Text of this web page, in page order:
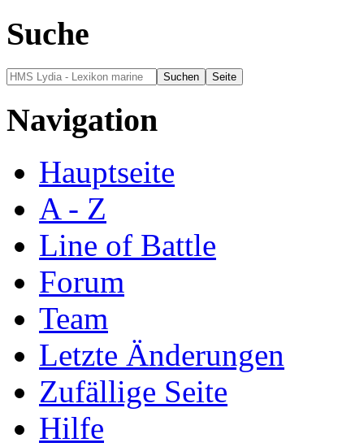
Suche
Navigation
Hauptseite
A - Z
Line of Battle
Forum
Team
Letzte Änderungen
Zufällige Seite
Hilfe